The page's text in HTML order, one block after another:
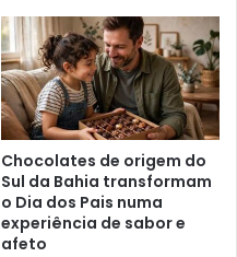
Chocolates de origem do
Sul da Bahia transformam
o Dia dos Pais numa
experiência de sabor e
afeto